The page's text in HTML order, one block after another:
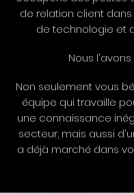
de relation client
de technologie et
Nous l'avons
Non seulement vous
équipe qui travaille
une connaissance
secteur, mais aussi
a déjà marché dans